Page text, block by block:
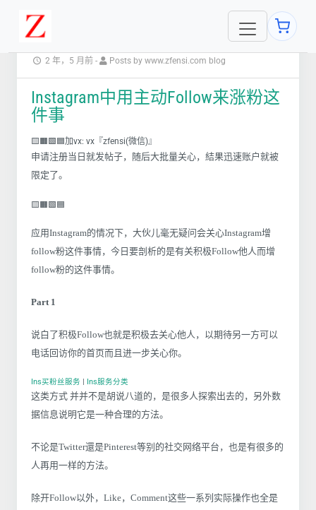
2 年，5 月前 - Posts by www.zfensi.com blog
Instagram中用主动Follow来涨粉这
件事
🟨🟧🟩🟦加vx: vx『zfensi(微信)』
申请注册当日就发帖子，随后大批量关心，結果迅速账户就被
限定了。
🟨🟧🟩🟦
应用Instagram的情况下，大伙儿毫无疑问会关心Instagram增
follow粉这件事情，今日要剖析的是有关积极Follow他人而增
follow粉的这件事情。
Part 1
说白了积极Follow也就是积极去关心他人，以期待另一方可以
电话回访你的首页而且进一步关心你。
Ins买粉丝服务 | Ins服务分类
这类方式 并并不是胡说八道的，是很多人探索出去的，另外数
据信息说明它是一种合理的方法。
不论是Twitter還是Pinterest等别的社交网络平台，也是有很多的
人再用一样的方法。
除开Follow以外，Like，Comment这些一系列实际操作也全是